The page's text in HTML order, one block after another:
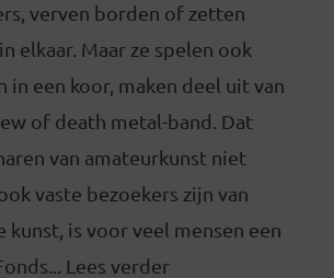
verven borden of zetten
elkaar. Maar ze spelen ook
in een koor, maken deel uit van
of death metal-band. Dat
van amateurkunst niet
vaste bezoekers zijn van
kunst, is voor veel mensen een
Lees verder